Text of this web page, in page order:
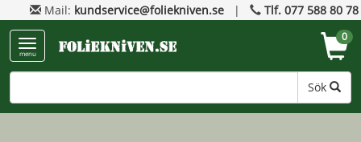
Mail: kundservice@foliekniven.se | Tlf. 077 588 80 78
menu
Sök
0